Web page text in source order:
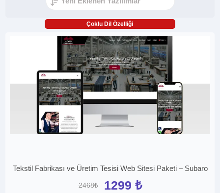
Çoklu Dil Özelliği
Tekstil Fabrikası ve Üretim Tesisi Web Sitesi Paketi – Subaro
2468₺ 1299 ₺